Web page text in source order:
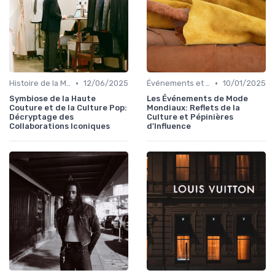
Histoire de la Mode • 12/06/2025
Symbiose de la Haute
Couture et de la Culture Pop:
Décryptage des
Collaborations Iconiques
Événements et Défilés de Mode • 10/01/2025
Les Événements de Mode
Mondiaux: Reflets de la
Culture et Pépinières
d'Influence